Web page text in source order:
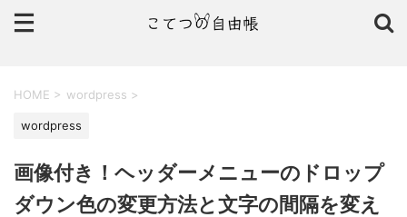
HOME > wordpress >
wordpress
画像付き！ヘッダーメニューのドロップ
ダウン色の変更方法と文字の間隔を変え